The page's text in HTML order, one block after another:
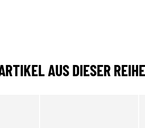
AUS DIESER REIHE